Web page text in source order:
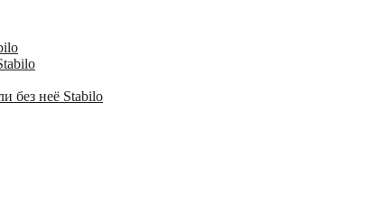
без неё Stabilo